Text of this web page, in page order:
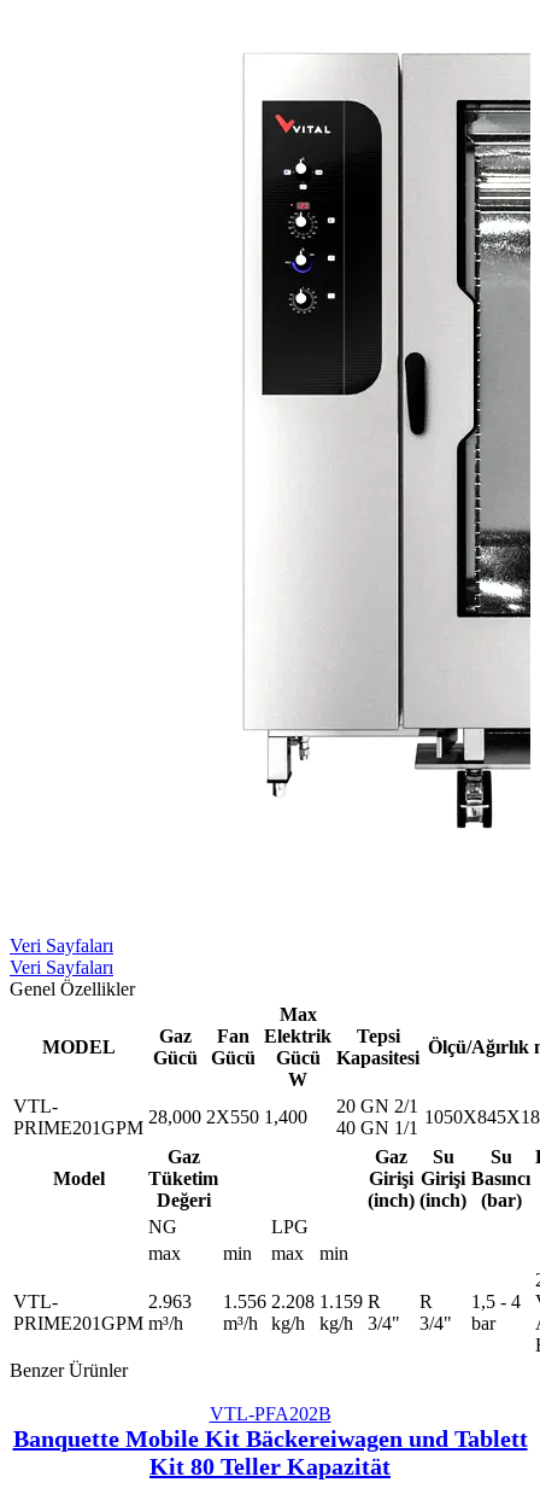
Veri Sayfaları
Veri Sayfaları
Genel Özellikler
MODEL
Gaz
Gücü
Fan
Gücü
Max
Elektrik
Gücü
W
Tepsi
Kapasitesi
Ölçü/Ağırlık
VTL-
PRIME201GPM
28,000 2X550 1,400
20 GN 2/1
40 GN 1/1
Model
Gaz
Tüketim
Değeri
Gaz
Girişi
(inch)
Su
Girişi
(inch)
Su
Basıncı
(bar)
NG
LPG
max
min max min
VTL-
PRIME201GPM
2.963
m³/h
1.556
m³/h
2.208
kg/h
1.159
kg/h
R
3/4"
R
3/4"
1,5 - 4
bar
Benzer Ürünler
VTL-PFA202B
Banquette Mobile Kit Bäckereiwagen und Tablett
Kit 80 Teller Kapazität